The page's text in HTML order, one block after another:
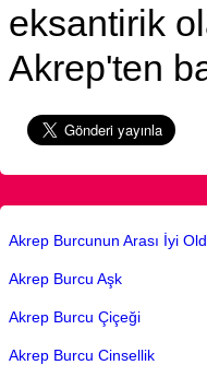
eksantirik
Akrep'ten
Akrep Burcunun Arası İyi
Akrep Burcu Aşk
Akrep Burcu Çiçeği
Akrep Burcu Cinsellik